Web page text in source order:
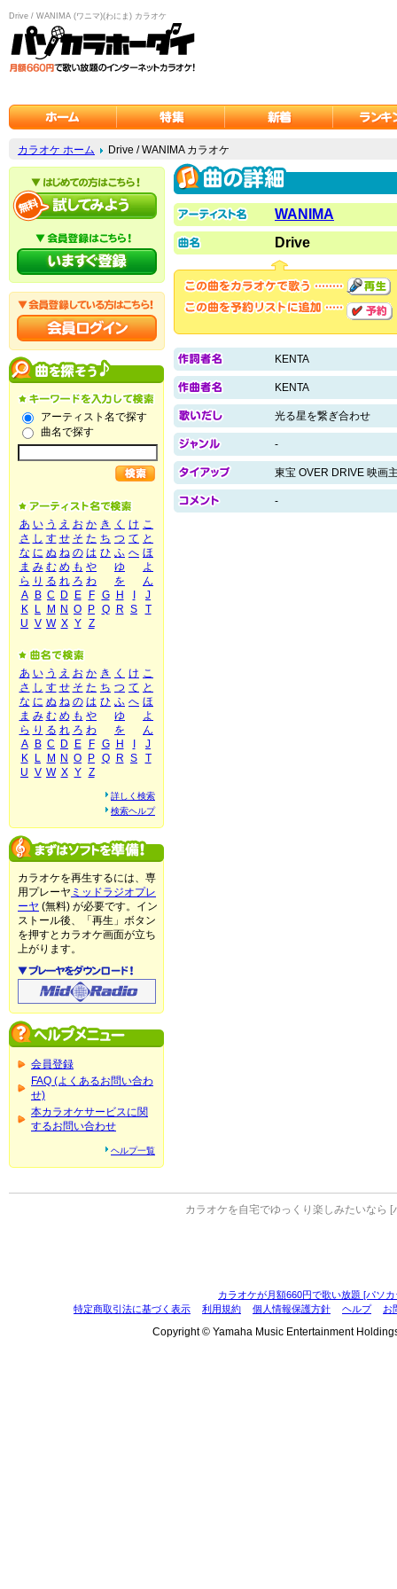
Drive / WANIMA (ワニマ)(わにま) カラオケ
カラオケ ホーム Drive / WANIMA カラオケ
アーティスト名で探す
曲名で探す
あ い う え お か き く け こ
さ し す せ そ た ち つ て と
な に ぬ ね の は ひ ふ へ ほ
ま み む め も や ゆ
よ
ら り る れ ろ わ を
ん
A
B C D E F G H
J
K
L M N O P Q R S
T
U V W X Y Z
あ い う え お か き く け こ
さ し す せ そ た ち つ て と
な に ぬ ね の は ひ ふ へ ほ
ま み む め も や ゆ
よ
ら り る れ ろ わ を
ん
A
B C D E F G H
J
K
L M N O P Q R S
T
U V W X Y Z
詳しく検索
検索ヘルプ
カラオケを再生するには、専
用プレーヤ ミッドラジオプレ
ーヤ (無料) が必要です。イン
ストール後、「再生」ボタン
を押すとカラオケ画面が立ち
上がります。
会員登録
FAQ (よくあるお問い合わ
せ)
本カラオケサービスに関
するお問い合わせ
ヘルプ一覧
WANIMA
Drive
KENTA
KENTA
光る星を繋ぎ合わせ
-
東宝 OVER DRIVE 映画
-
カラオケを自宅でゆっくり楽しみたいなら [
カラオケが月額660円で歌い放題 [パソ
特定商取引法に基づく表示
利用規約 個人情報保護方針 ヘルプ お
Copyright © Yamaha Music Entertainment